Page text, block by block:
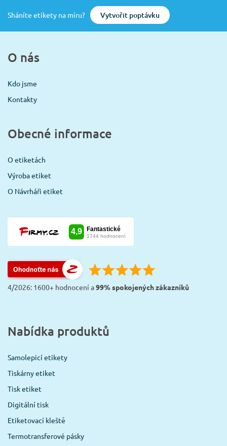
Sháníte etikety na míru? Vytvořit poptávku
O nás
Kdo jsme
Kontakty
Obecné informace
O etiketách
Výroba etiket
O Návrháři etiket
4/2026: 1600+ hodnocení a99% spokojených zákazníků
Nabídka produktů
Samolepicí etikety
Tiskárny etiket
Tisk etiket
Digitální tisk
Etiketovací kleště
Termotransferové pásky